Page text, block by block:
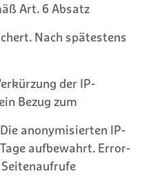
Art. 6 Absatz
Nach spätestens
der IP-
Bezug zum
anonymisierten IP-
aufbewahrt. Error-